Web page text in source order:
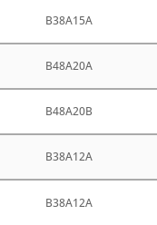
B38A15A
B48A20A
B48A20B
B38A12A
B38A12A